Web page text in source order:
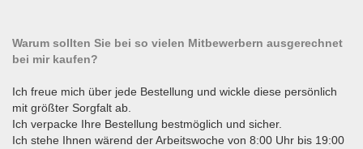
Warum sollten Sie bei so vielen Mitbewerbern ausgerechnet
bei mir kaufen?
Ich freue mich über jede Bestellung und wickle diese persönlich
mit größter Sorgfalt ab.
Ich verpacke Ihre Bestellung bestmöglich und sicher.
Ich stehe Ihnen wärend der Arbeitswoche von 8:00 Uhr bis 19:00